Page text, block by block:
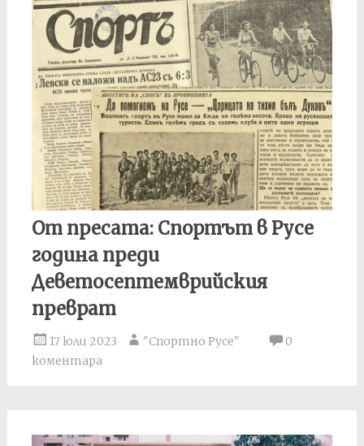
От пресата: Спортът в Русе
година преди
Деветосептемврийския
преврат
17 юли 2023 "Спортно Русе"
0
коментара